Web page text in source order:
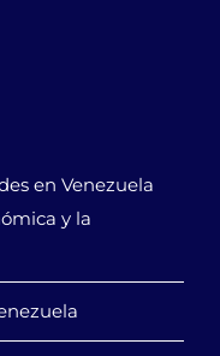
en Venezuela
y la